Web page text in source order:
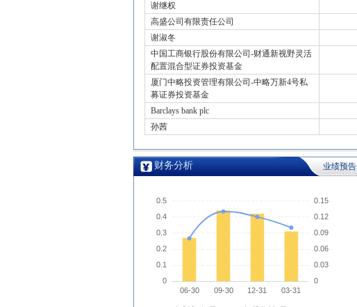
谢继权
高盛公司有限责任公司
谢淑冬
中国工商银行股份有限公司-财通新视野灵活
配置混合型证券投资基金
厦门中略投资管理有限公司-中略万新4号私
募证券投资基金
Barclays bank plc
孙茜
财务分析 业绩预告